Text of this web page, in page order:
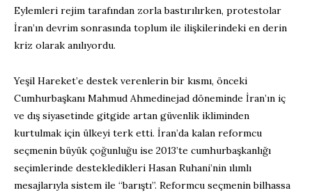
Eylemleri rejim tarafından zorla bastırılırken, protestolar
İran’ın devrim sonrasında toplum ile ilişkilerindeki en derin
kriz olarak anılıyordu.
Yeşil Hareket’e destek verenlerin bir kısmı, önceki
Cumhurbaşkanı Mahmud Ahmedinejad döneminde İran’ın iç
ve dış siyasetinde gitgide artan güvenlik ikliminden
kurtulmak için ülkeyi terk etti. İran’da kalan reformcu
seçmenin büyük çoğunluğu ise 2013’te cumhurbaşkanlığı
seçimlerinde destekledikleri Hasan Ruhani’nin ılımlı
mesajlarıyla sistem ile “barıştı”. Reformcu seçmenin bilhassa